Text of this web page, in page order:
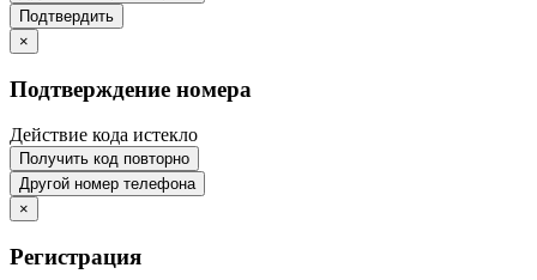
Подтвердить
×
Подтверждение номера
Действие кода истекло
Получить код повторно
Другой номер телефона
×
Регистрация